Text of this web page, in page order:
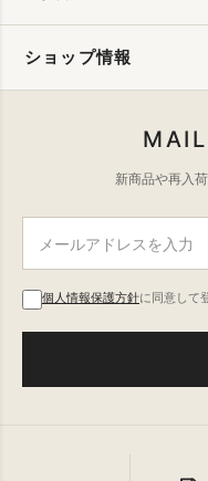
ショップ情報
新商品や再入
個人情報保護方針に同意して